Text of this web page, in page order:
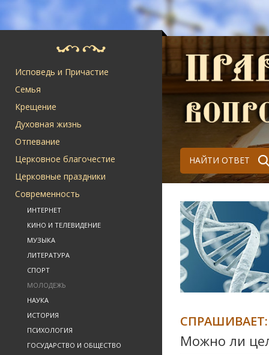
Исповедь и Причастие
Семья
Крещение
Духовная жизнь
Отпевание
Церковное благочестие
Церковные праздники
Современность
ИНТЕРНЕТ
КИНО И ТЕЛЕВИДЕНИЕ
МУЗЫКА
ЛИТЕРАТУРА
СПОРТ
МОЛОДЕЖЬ
НАУКА
ИСТОРИЯ
ПСИХОЛОГИЯ
ГОСУДАРСТВО И ОБЩЕСТВО
НАЙТИ ОТВЕТ
СПРАШИВАЕТ:
Можно ли